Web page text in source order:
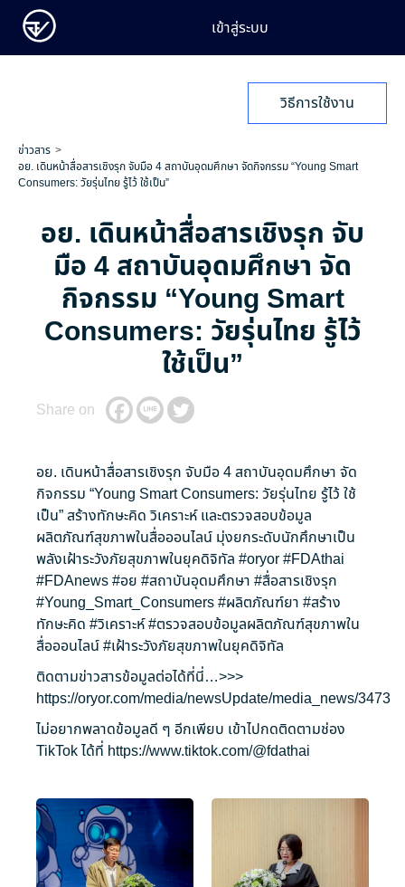
เข้าสู่ระบบ
วิธีการใช้งาน
ข่าวสาร
อย. เดินหน้าสื่อสารเชิงรุก จับมือ 4 สถาบันอุดมศึกษา จัดกิจกรรม “Young Smart
Consumers: วัยรุ่นไทย รู้ไว้ ใช้เป็น”
อย. เดินหน้าสื่อสารเชิงรุก จับ
มือ 4 สถาบันอุดมศึกษา จัด
กิจกรรม “Young Smart
Consumers: วัยรุ่นไทย รู้ไว้
ใช้เป็น”
Share on
อย. เดินหน้าสื่อสารเชิงรุก จับมือ 4 สถาบันอุดมศึกษา จัด
กิจกรรม “Young Smart Consumers: วัยรุ่นไทย รู้ไว้ ใช้
เป็น” สร้างทักษะคิด วิเคราะห์ และตรวจสอบข้อมูล
ผลิตภัณฑ์สุขภาพในสื่อออนไลน์ มุ่งยกระดับนักศึกษาเป็น
พลังเฝ้าระวังภัยสุขภาพในยุคดิจิทัล #oryor#FDAthai
#FDAnews#อย #สถาบันอุดมศึกษา #สื่อสารเชิงรุก
#Young_Smart_Consumers#ผลิตภัณฑ์ยา #สร้าง
ทักษะคิด #วิเคราะห์#ตรวจสอบข้อมูลผลิตภัณฑ์สุขภาพใน
สื่อออนไลน์#เฝ้าระวังภัยสุขภาพในยุคดิจิทัล
ติดตามข่าวสารข้อมูลต่อได้ที่นี่…>>>
https://oryor.com/media/newsUpdate/media_news/3473
ไม่อยากพลาดข้อมูลดี ๆ อีกเพียบ เข้าไปกดติดตามช่อง
TikTok ได้ที่ https://www.tiktok.com/@fdathai